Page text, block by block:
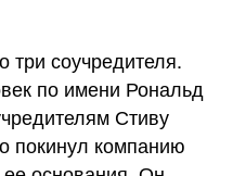
три соучредителя.
по имени Рональд
Стиву
покинул компанию